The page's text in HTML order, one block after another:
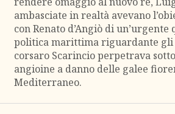
ambasciate in realtà avevano
con Renato d’Angiò di un’urgente
politica marittima riguardante gli
corsaro Scarincio perpetrava
angioine a danno delle galee
Mediterraneo.